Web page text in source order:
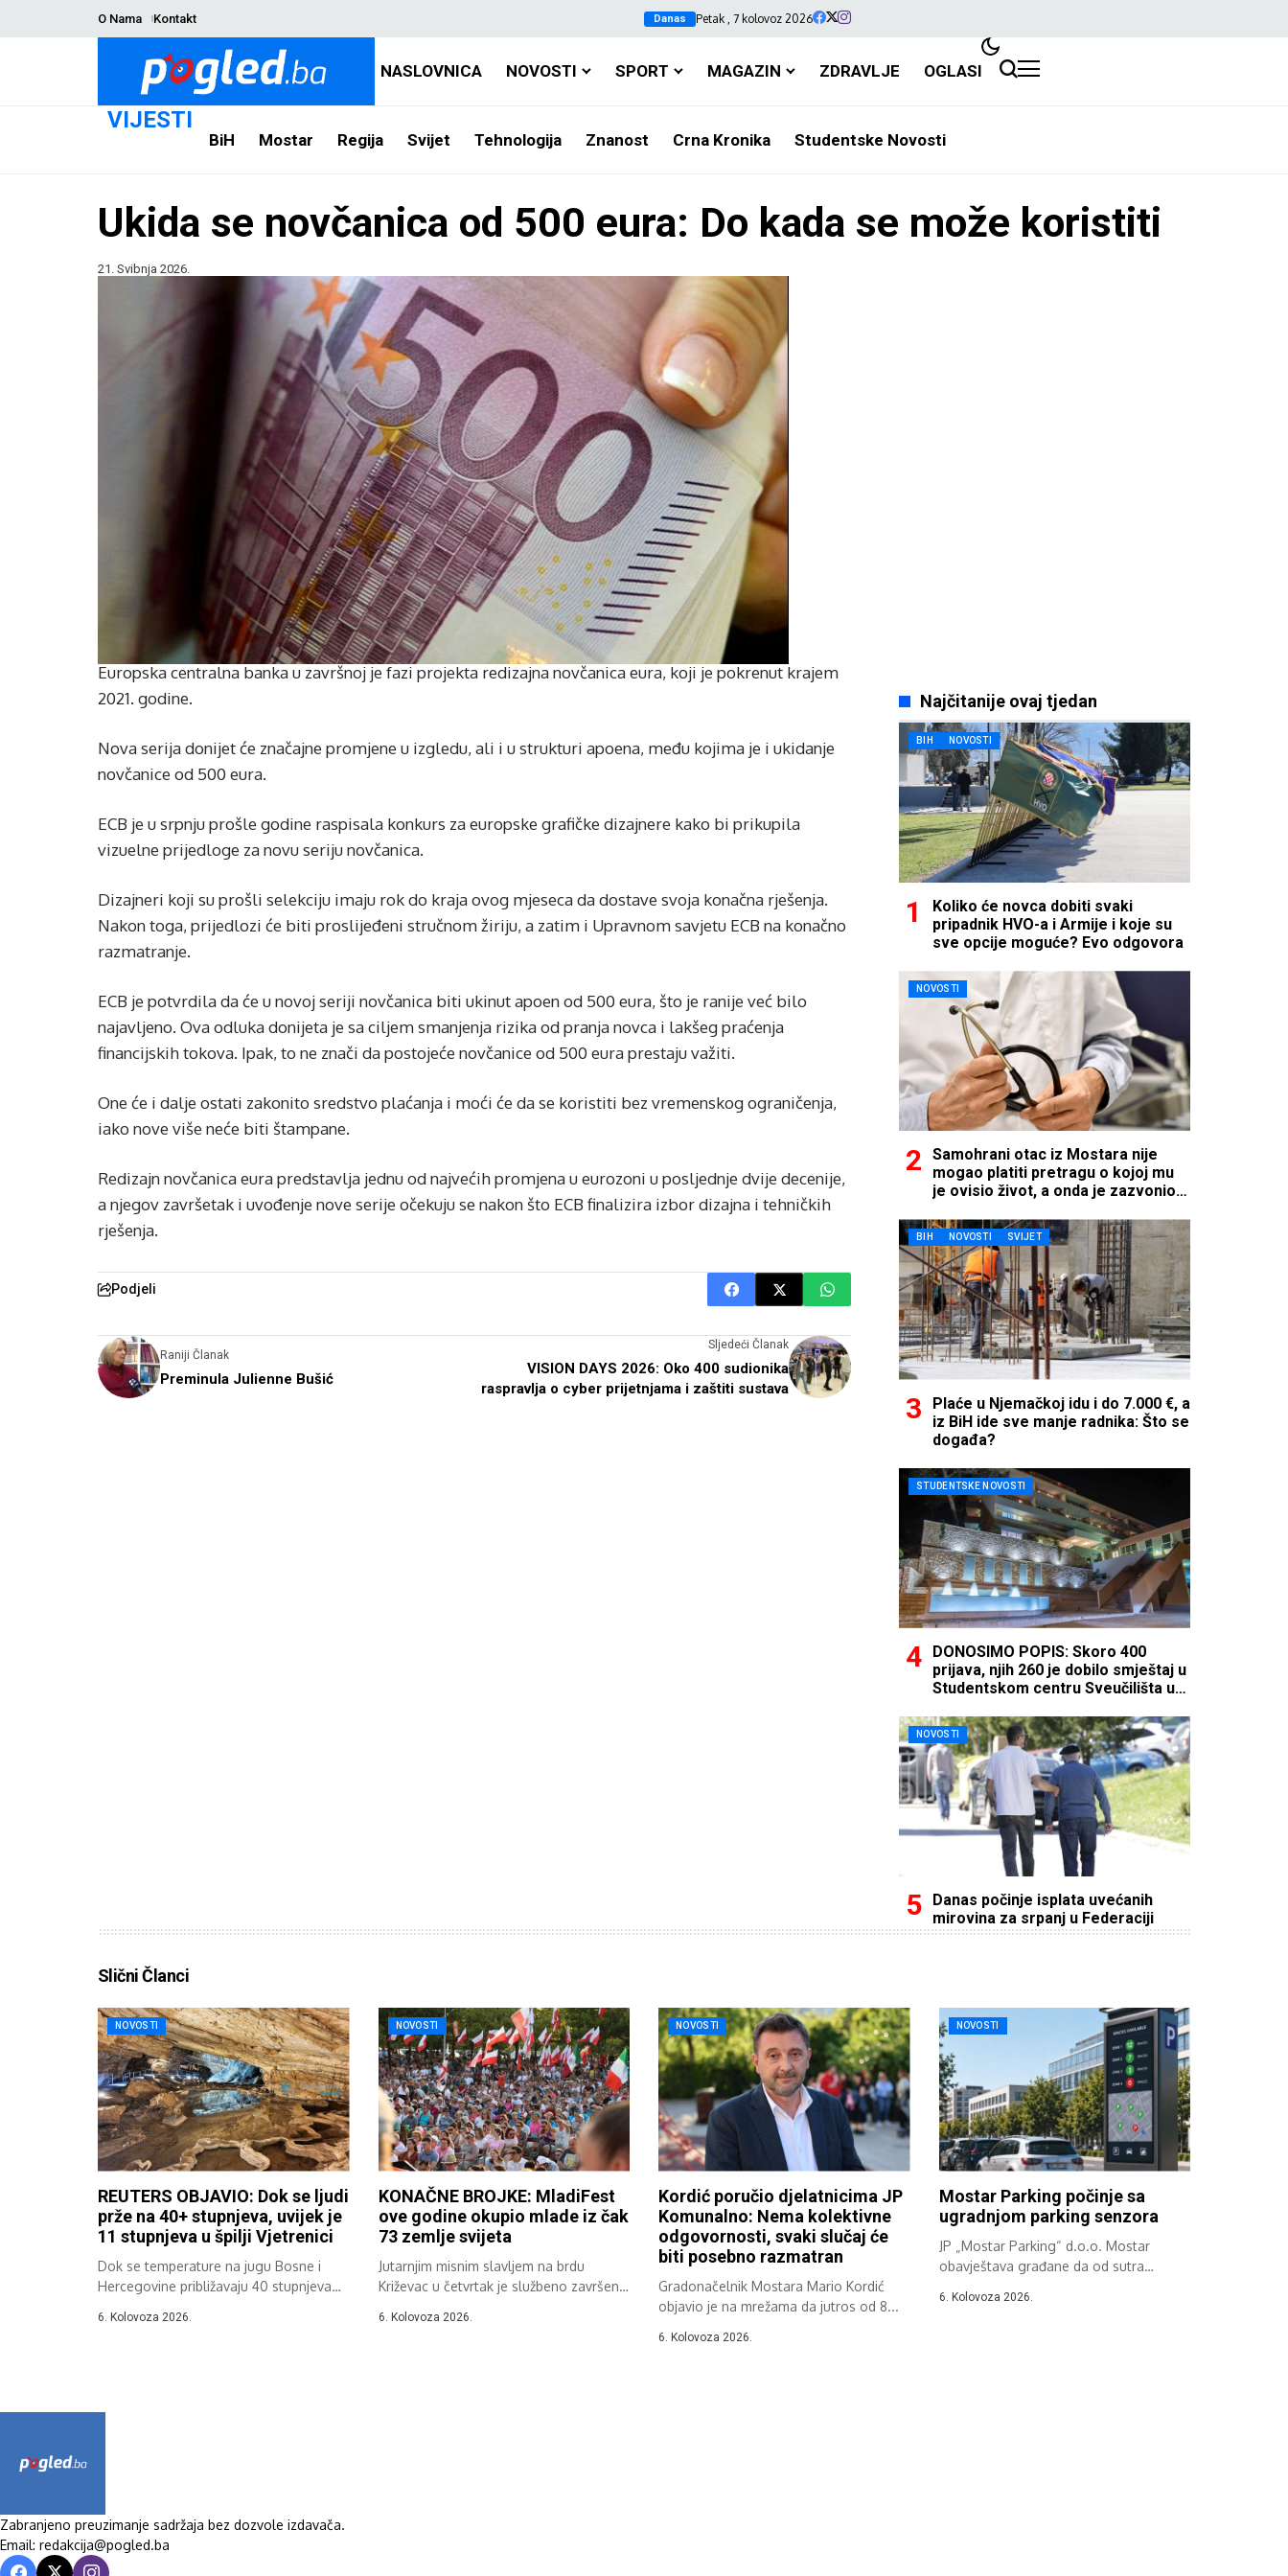
O Nama Kontakt Danas Petak , 7 kolovoz 2026
NASLOVNICA NOVOSTI SPORT MAGAZIN ZDRAVLJE OGLASI
VIJESTI
BiH Mostar Regija Svijet Tehnologija Znanost Crna Kronika Studentske Novosti
Ukida se novčanica od 500 eura: Do kada se može koristiti
21. Svibnja 2026.
Europska centralna banka u završnoj je fazi projekta redizajna novčanica eura, koji je pokrenut krajem
2021. godine.
Nova serija donijet će značajne promjene u izgledu, ali i u strukturi apoena, među kojima je i ukidanje
novčanice od 500 eura.
ECB je u srpnju prošle godine raspisala konkurs za europske grafičke dizajnere kako bi prikupila
vizuelne prijedloge za novu seriju novčanica.
Dizajneri koji su prošli selekciju imaju rok do kraja ovog mjeseca da dostave svoja konačna rješenja.
Nakon toga, prijedlozi će biti proslijeđeni stručnom žiriju, a zatim i Upravnom savjetu ECB na konačno
razmatranje.
ECB je potvrdila da će u novoj seriji novčanica biti ukinut apoen od 500 eura, što je ranije već bilo
najavljeno. Ova odluka donijeta je sa ciljem smanjenja rizika od pranja novca i lakšeg praćenja
financijskih tokova. Ipak, to ne znači da postojeće novčanice od 500 eura prestaju važiti.
One će i dalje ostati zakonito sredstvo plaćanja i moći će da se koristiti bez vremenskog ograničenja,
iako nove više neće biti štampane.
Redizajn novčanica eura predstavlja jednu od najvećih promjena u eurozoni u posljednje dvije decenije,
a njegov završetak i uvođenje nove serije očekuju se nakon što ECB finalizira izbor dizajna i tehničkih
rješenja.
Podjeli
Raniji Članak
Preminula Julienne Bušić
Sljedeći Članak
VISION DAYS 2026: Oko 400 sudionika
raspravlja o cyber prijetnjama i zaštiti sustava
Najčitanije ovaj tjedan
BIH NOVOSTI
Koliko će novca dobiti svaki
pripadnik HVO-a i Armije i koje su
sve opcije moguće? Evo odgovora
NOVOSTI
Samohrani otac iz Mostara nije
mogao platiti pretragu o kojoj mu
je ovisio život, a onda je zazvonio
BIH NOVOSTI SVIJET
Plaće u Njemačkoj idu i do 7.000 €, a
iz BiH ide sve manje radnika: Što se
događa?
STUDENTSKE NOVOSTI
DONOSIMO POPIS: Skoro 400
prijava, njih 260 je dobilo smještaj u
Studentskom centru Sveučilišta u
NOVOSTI
Danas počinje isplata uvećanih
mirovina za srpanj u Federaciji
Slični Članci
NOVOSTI
REUTERS OBJAVIO: Dok se ljudi
prže na 40+ stupnjeva, uvijek je
11 stupnjeva u špilji Vjetrenici
Dok se temperature na jugu Bosne i
Hercegovine približavaju 40 stupnjeva
6. Kolovoza 2026.
NOVOSTI
KONAČNE BROJKE: MladiFest
ove godine okupio mlade iz čak
73 zemlje svijeta
Jutarnjim misnim slavljem na brdu
Križevac u četvrtak je službeno završen
6. Kolovoza 2026.
NOVOSTI
Kordić poručio djelatnicima JP
Komunalno: Nema kolektivne
odgovornosti, svaki slučaj će
biti posebno razmatran
Gradonačelnik Mostara Mario Kordić
objavio je na mrežama da jutros od 8...
6. Kolovoza 2026.
NOVOSTI
Mostar Parking počinje sa
ugradnjom parking senzora
JP „Mostar Parking“ d.o.o. Mostar
obavještava građane da od sutra
6. Kolovoza 2026.
Zabranjeno preuzimanje sadržaja bez dozvole izdavača.
Email: redakcija@pogled.ba